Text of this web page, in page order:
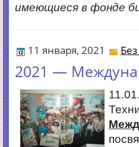
имеющиеся в фонде
11 января, 2021
2021 —